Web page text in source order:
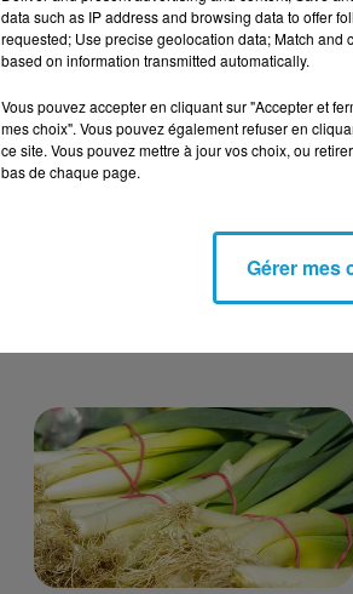
ALIMENTAIRE : UN
À PAYER SON...
data such as IP address and browsing data to offer
requested; Use precise geolocation data; Match
based on information transmitted automatically.
Vous pouvez accepter en cliquant sur "Accepter et
mes choix". Vous pouvez également refuser en
ce site. Vous pouvez mettre à jour vos choix, ou
bas de chaque page.
Gérer mes